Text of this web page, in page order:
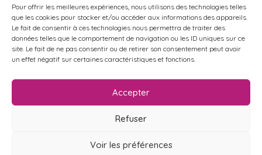
Pour offrir les meilleures expériences, nous utilisons des technologies telles
que les cookies pour stocker et/ou accéder aux informations des appareils.
Le fait de consentir à ces technologies nous permettra de traiter des
données telles que le comportement de navigation ou les ID uniques sur ce
site. Le fait de ne pas consentir ou de retirer son consentement peut avoir
un effet négatif sur certaines caractéristiques et fonctions.
Accepter
Refuser
Voir les préférences
HISTOIRE IMMIGRATION ISRAËL PALESTINE ITALIE
MACRON MARTIN MARXISME MIGRANT-ES
MUNICIPALES MÉLENCHON NUPES OBONO
OCCITANIE PORTUGAL RETRAITES RUSSIE
VIOLENCES SEXISTES ÉCOLOGIE
ÉCOSOCIALISME ÉLECTIONS